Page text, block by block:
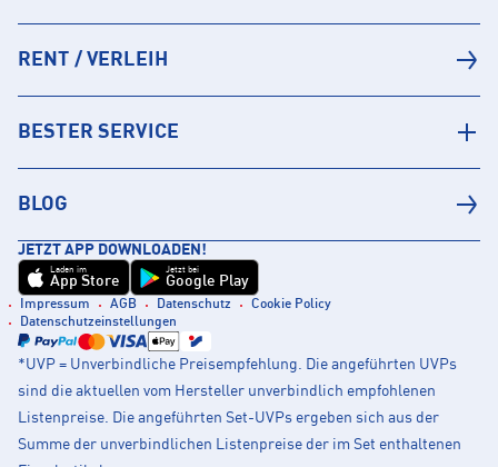
RENT / VERLEIH
BESTER SERVICE
BLOG
JETZT APP DOWNLOADEN!
Laden im
App Store
Jetzt bei
Google Play
Impressum AGB Datenschutz
Cookie Policy
Datenschutzeinstellungen
*UVP = Unverbindliche Preisempfehlung. Die angeführten UVPs
sind die aktuellen vom Hersteller unverbindlich empfohlenen
Listenpreise. Die angeführten Set-UVPs ergeben sich aus der
Summe der unverbindlichen Listenpreise der im Set enthaltenen